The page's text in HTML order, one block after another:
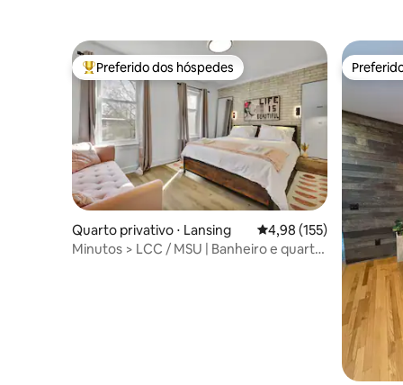
Entre os melhores preferidos dos hóspedes
Preferido dos hóspedes
Quarto privativo ⋅ Lansing 4,98 de uma avaliação
4,98 (155)
Minutos > LCC / MSU | Banheiro e quarto